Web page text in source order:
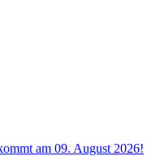
am 09. August 2026!